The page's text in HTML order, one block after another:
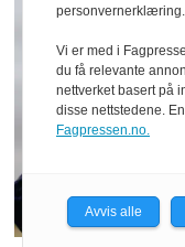
personvernerklæring.
Vi er med i
du få relevante
nettverket basert på
disse nettstedene.
Fagpressen.no.
Avvis alle